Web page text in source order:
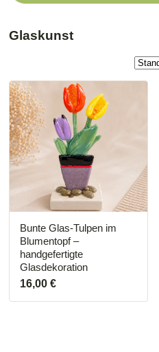
Glaskunst
Bunte Glas-Tulpen im
Blumentopf –
handgefertigte
Glasdekoration
16,00 €